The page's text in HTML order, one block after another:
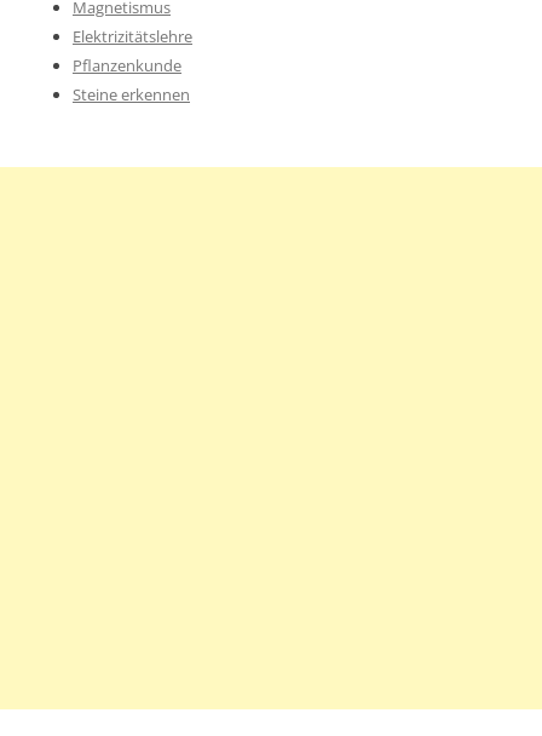
Magnetismus
Elektrizitätslehre
Pflanzenkunde
Steine erkennen